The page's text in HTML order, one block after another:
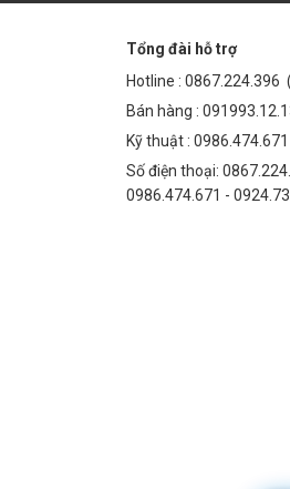
Tổng đài hỗ trợ
Hotline : 0867.224.396
Bán hàng :
Kỹ thuật : 0986.474.671
Số điện thoại:
0986.474.671 -